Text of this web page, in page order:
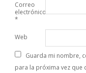
Correo
electrónico
*
Web
Guarda mi nombre,
para la próxima vez que